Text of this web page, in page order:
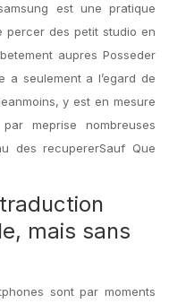
est une pratique
percer des petit studio en
aupres Posseder
a seulement a l’egard de
y est en mesure
meprise nombreuses
des recupererSauf Que
mais sans
sont par moments